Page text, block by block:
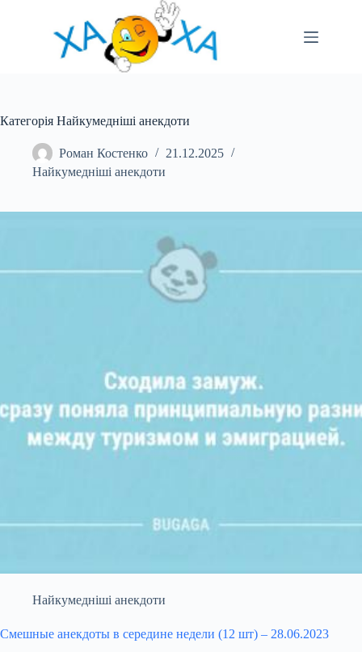
Категорія Найкумедніші анекдоти
Роман Костенко
21.12.2025
Найкумедніші анекдоти
Найкумедніші анекдоти
Смешные анекдоты в середине недели (12 шт) – 28.06.2023